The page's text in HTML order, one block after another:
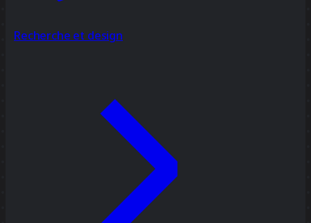
Recherche et design